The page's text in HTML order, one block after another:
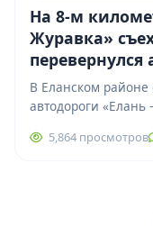
На 8-м
Журавка»
В Еланском районе
автодороги
«Митсубиси»…
5,864 просмотров